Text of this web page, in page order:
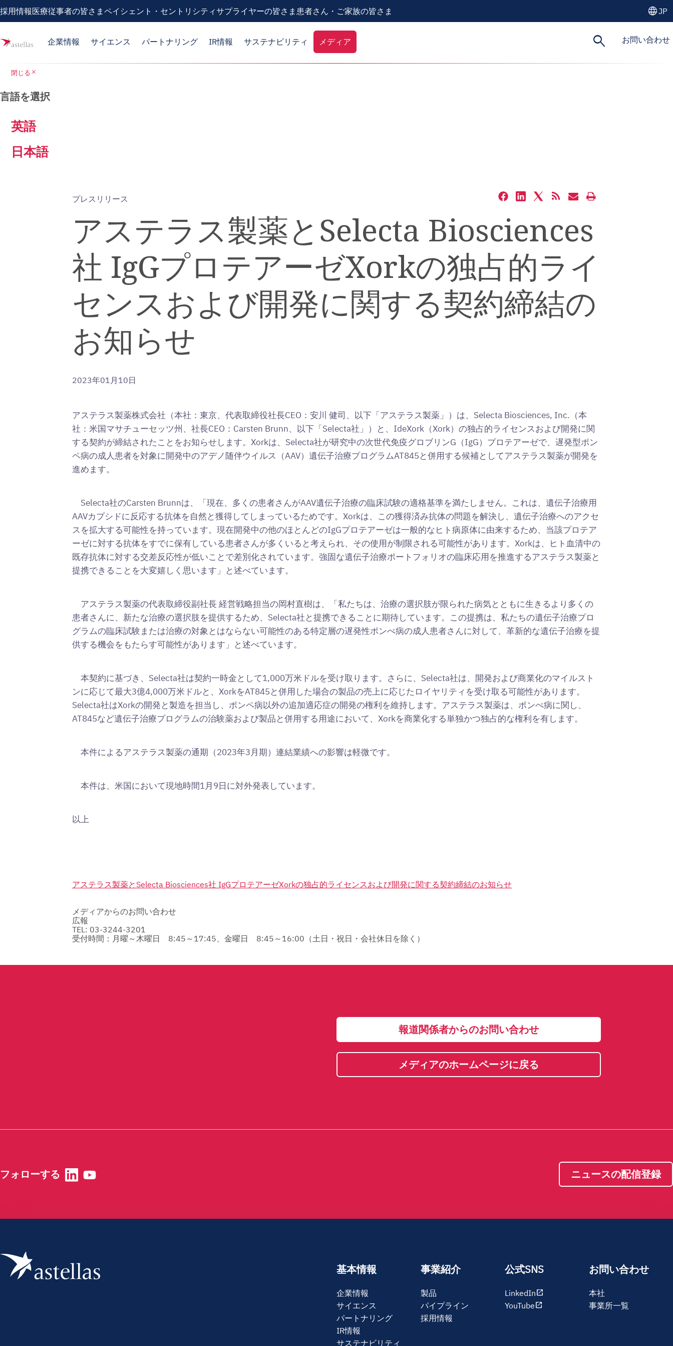
採用情報医療従事者の皆さま ペイシェント・セントリシティサプライヤーの皆さま 患者さん・ご家族の皆さま languageJP
企業情報 サイエンス パートナリング IR情報 サステナビリティ メディア search お問い合わせ
閉じる close
言語を選択
英語
日本語
プレスリリース Open
version
of
page
Email
of
this
a
friend
Get
feed
for
page
Share
on
Twitter
Share
on
LinkedIn
Share
page
on
Facebook
アステラス製薬とSelecta Biosciences
社 IgGプロテアーゼXorkの独占的ライ
センスおよび開発に関する契約締結の
お知らせ
2023年01月10日
アステラス製薬株式会社（本社：東京、代表取締役社長CEO：安川 健司、以下「アステラス製薬」）は、Selecta Biosciences, Inc.（本
社：米国マサチューセッツ州、社長CEO：Carsten Brunn、以下「Selecta社」）と、IdeXork（Xork）の独占的ライセンスおよび開発に関
する契約が締結されたことをお知らせします。Xorkは、Selecta社が研究中の次世代免疫グロブリンG（IgG）プロテアーゼで、遅発型ポン
ペ病の成人患者を対象に開発中のアデノ随伴ウイルス（AAV）遺伝子治療プログラムAT845と併用する候補としてアステラス製薬が開発を
進めます。
Selecta社のCarsten Brunnは、「現在、多くの患者さんがAAV遺伝子治療の臨床試験の適格基準を満たしません。これは、遺伝子治療用
AAVカプシドに反応する抗体を自然と獲得してしまっているためです。Xorkは、この獲得済み抗体の問題を解決し、遺伝子治療へのアクセ
スを拡大する可能性を持っています。現在開発中の他のほとんどのIgGプロテアーゼは一般的なヒト病原体に由来するため、当該プロテア
ーゼに対する抗体をすでに保有している患者さんが多くいると考えられ、その使用が制限される可能性があります。Xorkは、ヒト血清中の
既存抗体に対する交差反応性が低いことで差別化されています。強固な遺伝子治療ポートフォリオの臨床応用を推進するアステラス製薬と
提携できることを大変嬉しく思います」と述べています。
アステラス製薬の代表取締役副社長 経営戦略担当の岡村直樹は、「私たちは、治療の選択肢が限られた病気とともに生きるより多くの
患者さんに、新たな治療の選択肢を提供するため、Selecta社と提携できることに期待しています。この提携は、私たちの遺伝子治療プロ
グラムの臨床試験または治療の対象とはならない可能性のある特定層の遅発性ポンぺ病の成人患者さんに対して、革新的な遺伝子治療を提
供する機会をもたらす可能性があります」と述べています。
本契約に基づき、Selecta社は契約一時金として1,000万米ドルを受け取ります。さらに、Selecta社は、開発および商業化のマイルスト
ンに応じて最大3億4,000万米ドルと、XorkをAT845と併用した場合の製品の売上に応じたロイヤリティを受け取る可能性があります。
Selecta社はXorkの開発と製造を担当し、ポンペ病以外の追加適応症の開発の権利を維持します。アステラス製薬は、ポンぺ病に関し、
AT845など遺伝子治療プログラムの治験薬および製品と併用する用途において、Xorkを商業化する単独かつ独占的な権利を有します。
本件によるアステラス製薬の通期（2023年3月期）連結業績への影響は軽微です。
本件は、米国において現地時間1月9日に対外発表しています。
以上
アステラス製薬とSelecta Biosciences社 IgGプロテアーゼXorkの独占的ライセンスおよび開発に関する契約締結のお知らせ
メディアからのお問い合わせ
広報
TEL: 03-3244-3201
受付時間：月曜～木曜日 8:45～17:45、金曜日 8:45～16:00（土日・祝日・会社休日を除く）
報道関係者からのお問い合わせ
メディアのホームページに戻る
フォローする ニュースの配信登録
基本情報
企業情報
サイエンス
パートナリング
IR情報
サステナビリティ
事業紹介
製品
パイプライン
採用情報
公式SNS
LinkedInopen_in_new
YouTubeopen_in_new
お問い合わせ
本社
事業所一覧